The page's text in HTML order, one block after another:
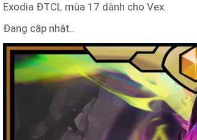
Exodia ĐTCL mùa 17 dành cho Vex.
Đang cập nhật..